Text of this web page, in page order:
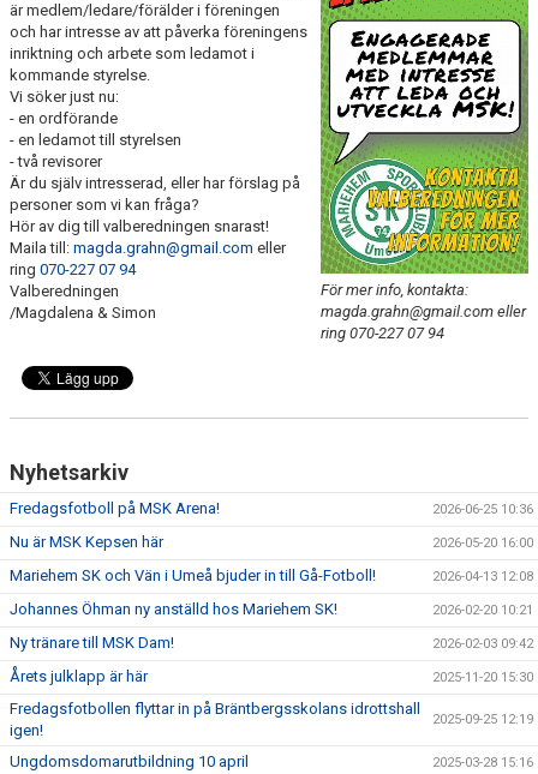
FOTBOLLSSKOLAN
NYBÖRJARFOTBOLL
FRITIDSKORTET
För mer info, kontakta:
magda.grahn@gmail.com eller
ring 070-227 07 94
är medlem/ledare/förälder i föreningen
och har intresse av att påverka föreningens
inriktning och arbete som ledamot i
kommande styrelse.
Vi söker just nu:
- en ordförande
- en ledamot till styrelsen
- två revisorer
Är du själv intresserad, eller har förslag på
personer som vi kan fråga?
Hör av dig till valberedningen snarast!
Maila till: magda.grahn@gmail.com eller
ring 070-227 07 94
Valberedningen
/Magdalena & Simon
Nyhetsarkiv
Fredagsfotboll på MSK Arena! 2026-06-25 10:36
Nu är MSK Kepsen här 2026-05-20 16:00
Mariehem SK och Vän i Umeå bjuder in till Gå-Fotboll! 2026-04-13 12:08
Johannes Öhman ny anställd hos Mariehem SK! 2026-02-20 10:21
Ny tränare till MSK Dam! 2026-02-03 09:42
Årets julklapp är här 2025-11-20 15:30
Fredagsfotbollen flyttar in på Bräntbergsskolans idrottshall
igen!
2025-09-25 12:19
Ungdomsdomarutbildning 10 april 2025-03-28 15:16